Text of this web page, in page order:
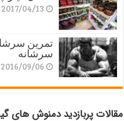
2017/04/13
تمرین
سرشانه
2016/09/06
مقالات پربازدید دمنوش های